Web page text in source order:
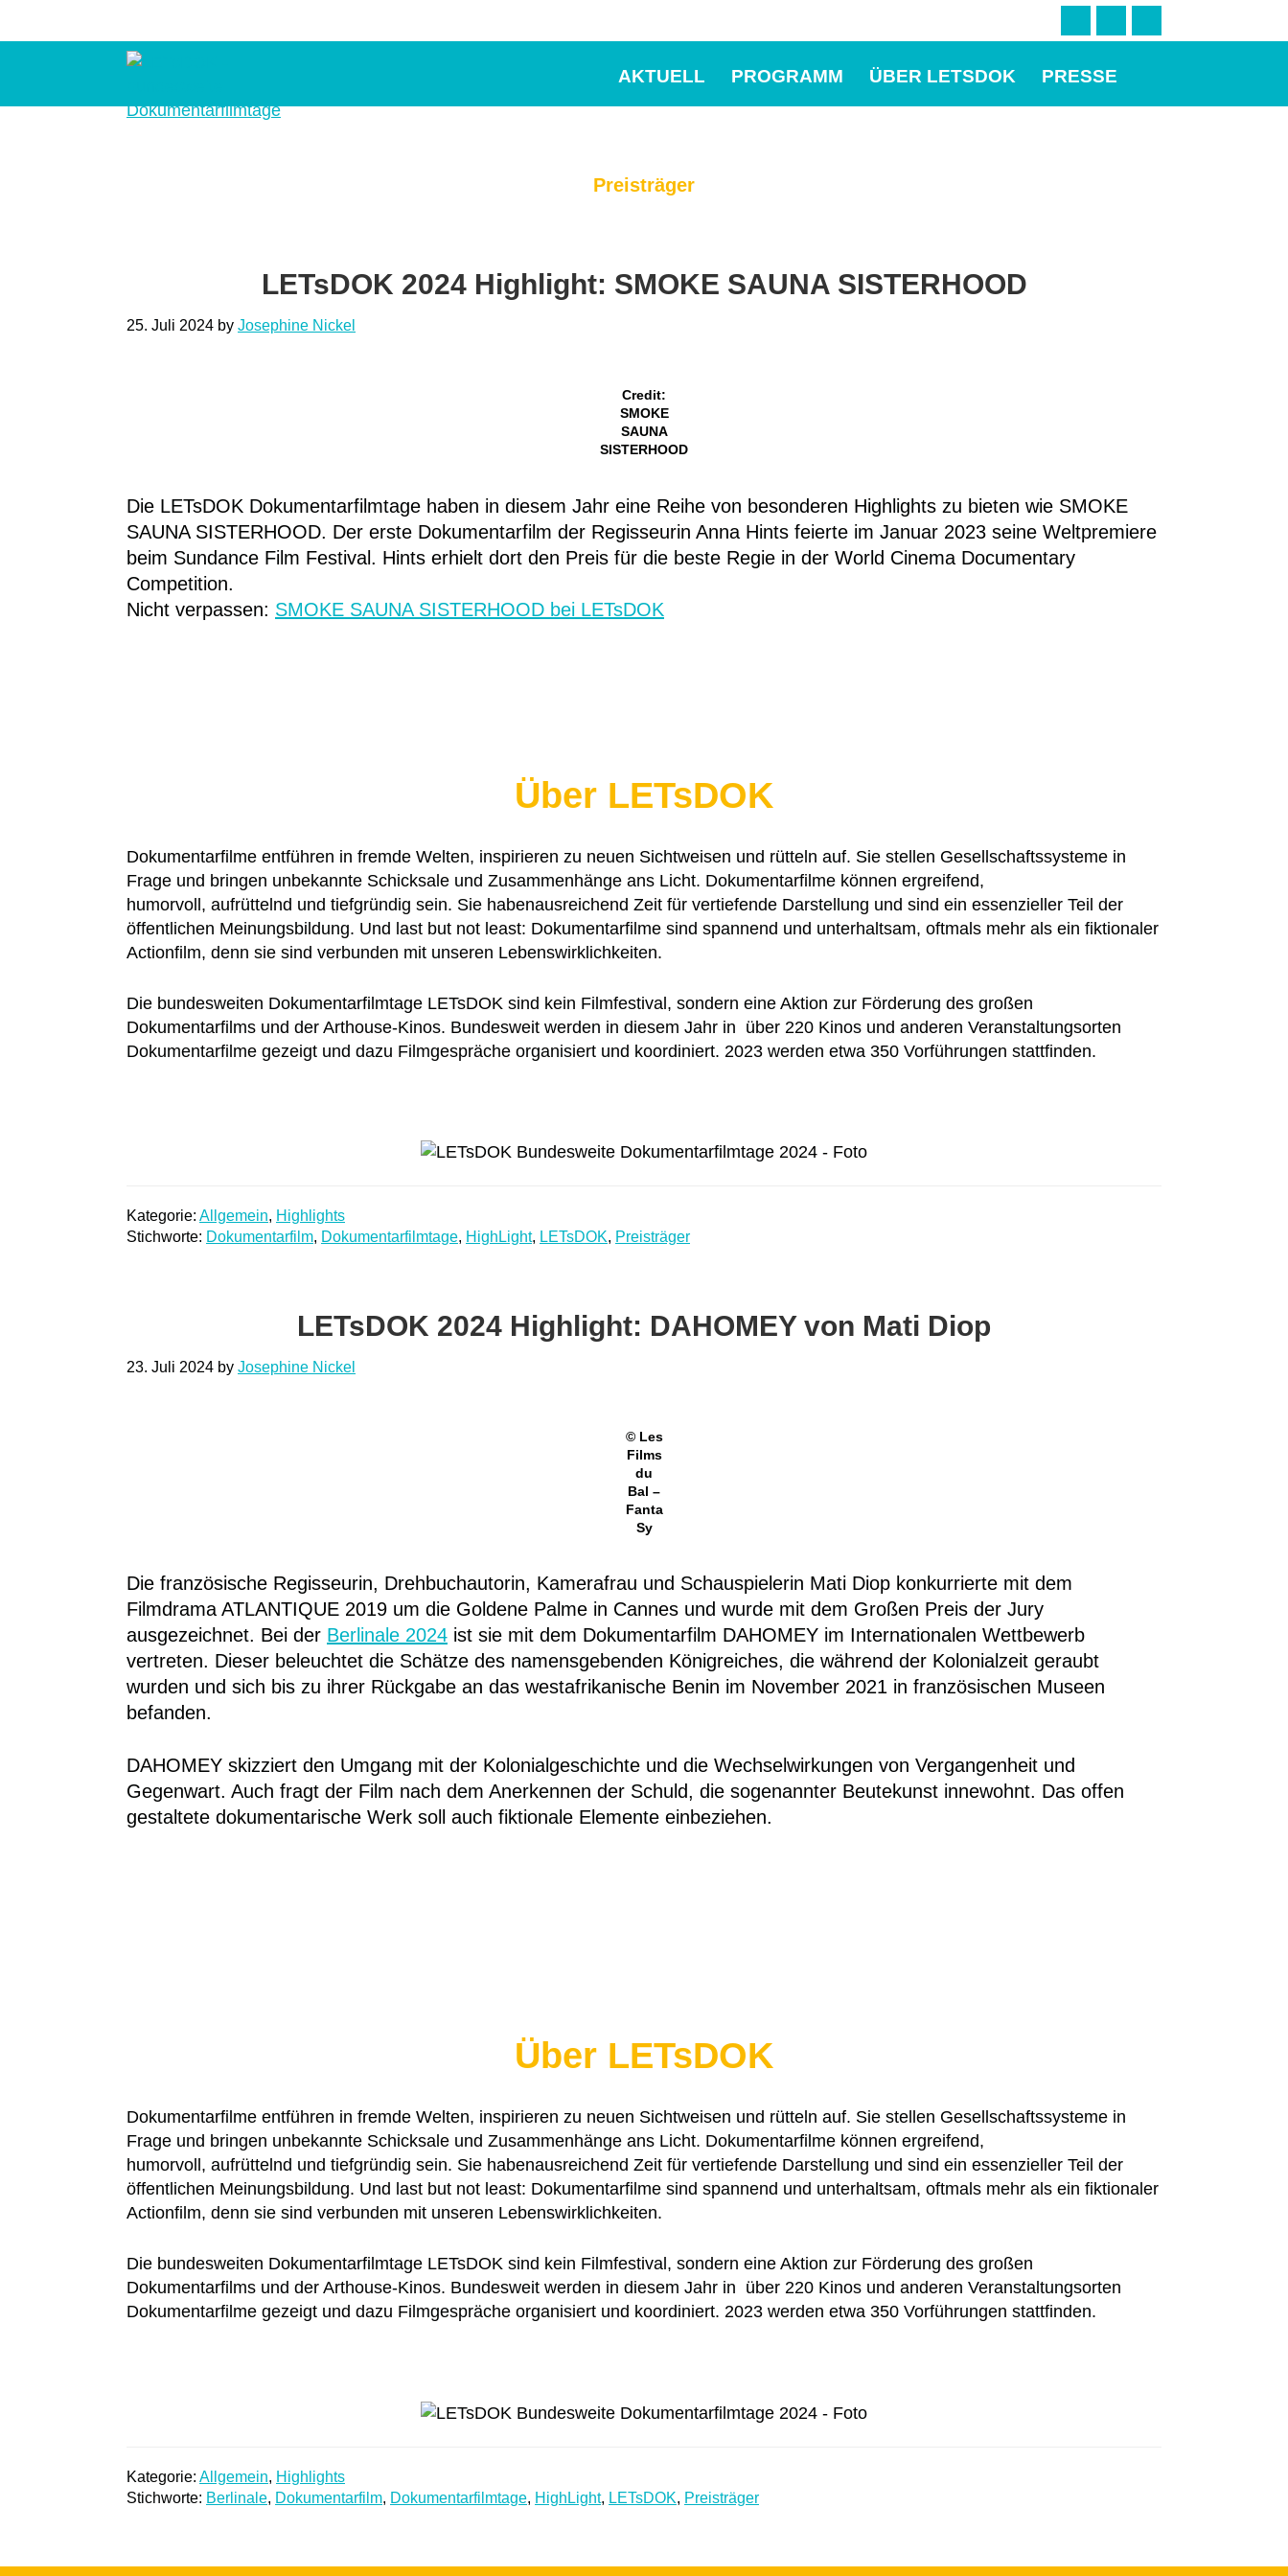
LETsDOK
Bundesweite
AKTUELL PROGRAMM ÜBER LETSDOK PRESSE
Preisträger
LETsDOK 2024 Highlight: SMOKE SAUNA SISTERHOOD
25. Juli 2024 by Josephine Nickel
Credit:
SMOKE
SAUNA
SISTERHOOD
Die LETsDOK Dokumentarfilmtage haben in diesem Jahr eine Reihe von besonderen Highlights zu bieten wie SMOKE
SAUNA SISTERHOOD. Der erste Dokumentarfilm der Regisseurin Anna Hints feierte im Januar 2023 seine Weltpremiere
beim Sundance Film Festival. Hints erhielt dort den Preis für die beste Regie in der World Cinema Documentary
Competition.
Nicht verpassen: SMOKE SAUNA SISTERHOOD bei LETsDOK
Über LETsDOK
Dokumentarfilme entführen in fremde Welten, inspirieren zu neuen Sichtweisen und rütteln auf. Sie stellen Gesellschaftssysteme in
Frage und bringen unbekannte Schicksale und Zusammenhänge ans Licht. Dokumentarfilme können ergreifend,
humorvoll, aufrüttelnd und tiefgründig sein. Sie habenausreichend Zeit für vertiefende Darstellung und sind ein essenzieller Teil der
öffentlichen Meinungsbildung. Und last but not least: Dokumentarfilme sind spannend und unterhaltsam, oftmals mehr als ein fiktionaler
Actionfilm, denn sie sind verbunden mit unseren Lebenswirklichkeiten.
Die bundesweiten Dokumentarfilmtage LETsDOK sind kein Filmfestival, sondern eine Aktion zur Förderung des großen
Dokumentarfilms und der Arthouse-Kinos. Bundesweit werden in diesem Jahr in über 220 Kinos und anderen Veranstaltungsorten
Dokumentarfilme gezeigt und dazu Filmgespräche organisiert und koordiniert. 2023 werden etwa 350 Vorführungen stattfinden.
Kategorie: Allgemein, Highlights
Stichworte: Dokumentarfilm, Dokumentarfilmtage, HighLight, LETsDOK, Preisträger
LETsDOK 2024 Highlight: DAHOMEY von Mati Diop
23. Juli 2024 by Josephine Nickel
© Les
Films
du
Bal –
Fanta
Sy
Die französische Regisseurin, Drehbuchautorin, Kamerafrau und Schauspielerin Mati Diop konkurrierte mit dem
Filmdrama ATLANTIQUE 2019 um die Goldene Palme in Cannes und wurde mit dem Großen Preis der Jury
ausgezeichnet. Bei der Berlinale 2024 ist sie mit dem Dokumentarfilm DAHOMEY im Internationalen Wettbewerb
vertreten. Dieser beleuchtet die Schätze des namensgebenden Königreiches, die während der Kolonialzeit geraubt
wurden und sich bis zu ihrer Rückgabe an das westafrikanische Benin im November 2021 in französischen Museen
befanden.
DAHOMEY skizziert den Umgang mit der Kolonialgeschichte und die Wechselwirkungen von Vergangenheit und
Gegenwart. Auch fragt der Film nach dem Anerkennen der Schuld, die sogenannter Beutekunst innewohnt. Das offen
gestaltete dokumentarische Werk soll auch fiktionale Elemente einbeziehen.
Über LETsDOK
Dokumentarfilme entführen in fremde Welten, inspirieren zu neuen Sichtweisen und rütteln auf. Sie stellen Gesellschaftssysteme in
Frage und bringen unbekannte Schicksale und Zusammenhänge ans Licht. Dokumentarfilme können ergreifend,
humorvoll, aufrüttelnd und tiefgründig sein. Sie habenausreichend Zeit für vertiefende Darstellung und sind ein essenzieller Teil der
öffentlichen Meinungsbildung. Und last but not least: Dokumentarfilme sind spannend und unterhaltsam, oftmals mehr als ein fiktionaler
Actionfilm, denn sie sind verbunden mit unseren Lebenswirklichkeiten.
Die bundesweiten Dokumentarfilmtage LETsDOK sind kein Filmfestival, sondern eine Aktion zur Förderung des großen
Dokumentarfilms und der Arthouse-Kinos. Bundesweit werden in diesem Jahr in über 220 Kinos und anderen Veranstaltungsorten
Dokumentarfilme gezeigt und dazu Filmgespräche organisiert und koordiniert. 2023 werden etwa 350 Vorführungen stattfinden.
Kategorie: Allgemein, Highlights
Stichworte: Berlinale, Dokumentarfilm, Dokumentarfilmtage, HighLight, LETsDOK, Preisträger